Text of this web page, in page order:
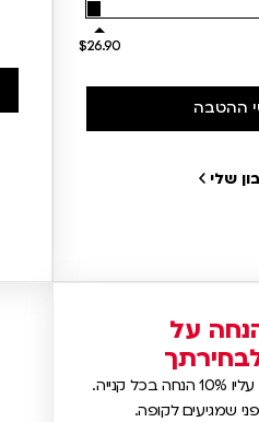
$26.90
ההטבה
שלי
קנייה.
שמגיעים לקופה.